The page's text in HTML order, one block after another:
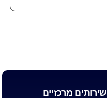
שירותים מרכזיים